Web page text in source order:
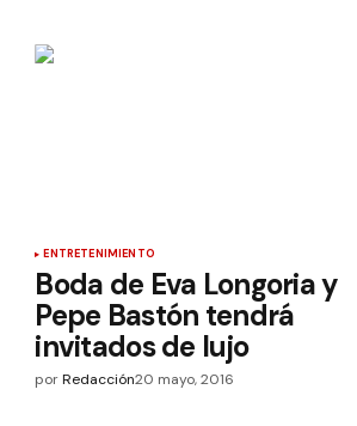
ENTRETENIMIENTO
Boda de Eva Longoria y
Pepe Bastón tendrá
invitados de lujo
por Redacción20 mayo, 2016